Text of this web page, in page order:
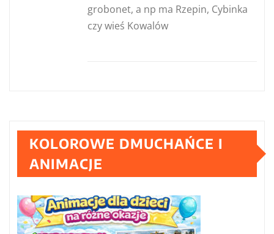
grobonet, a np ma Rzepin, Cybinka
czy wieś Kowalów
KOLOROWE DMUCHAŃCE I
ANIMACJE